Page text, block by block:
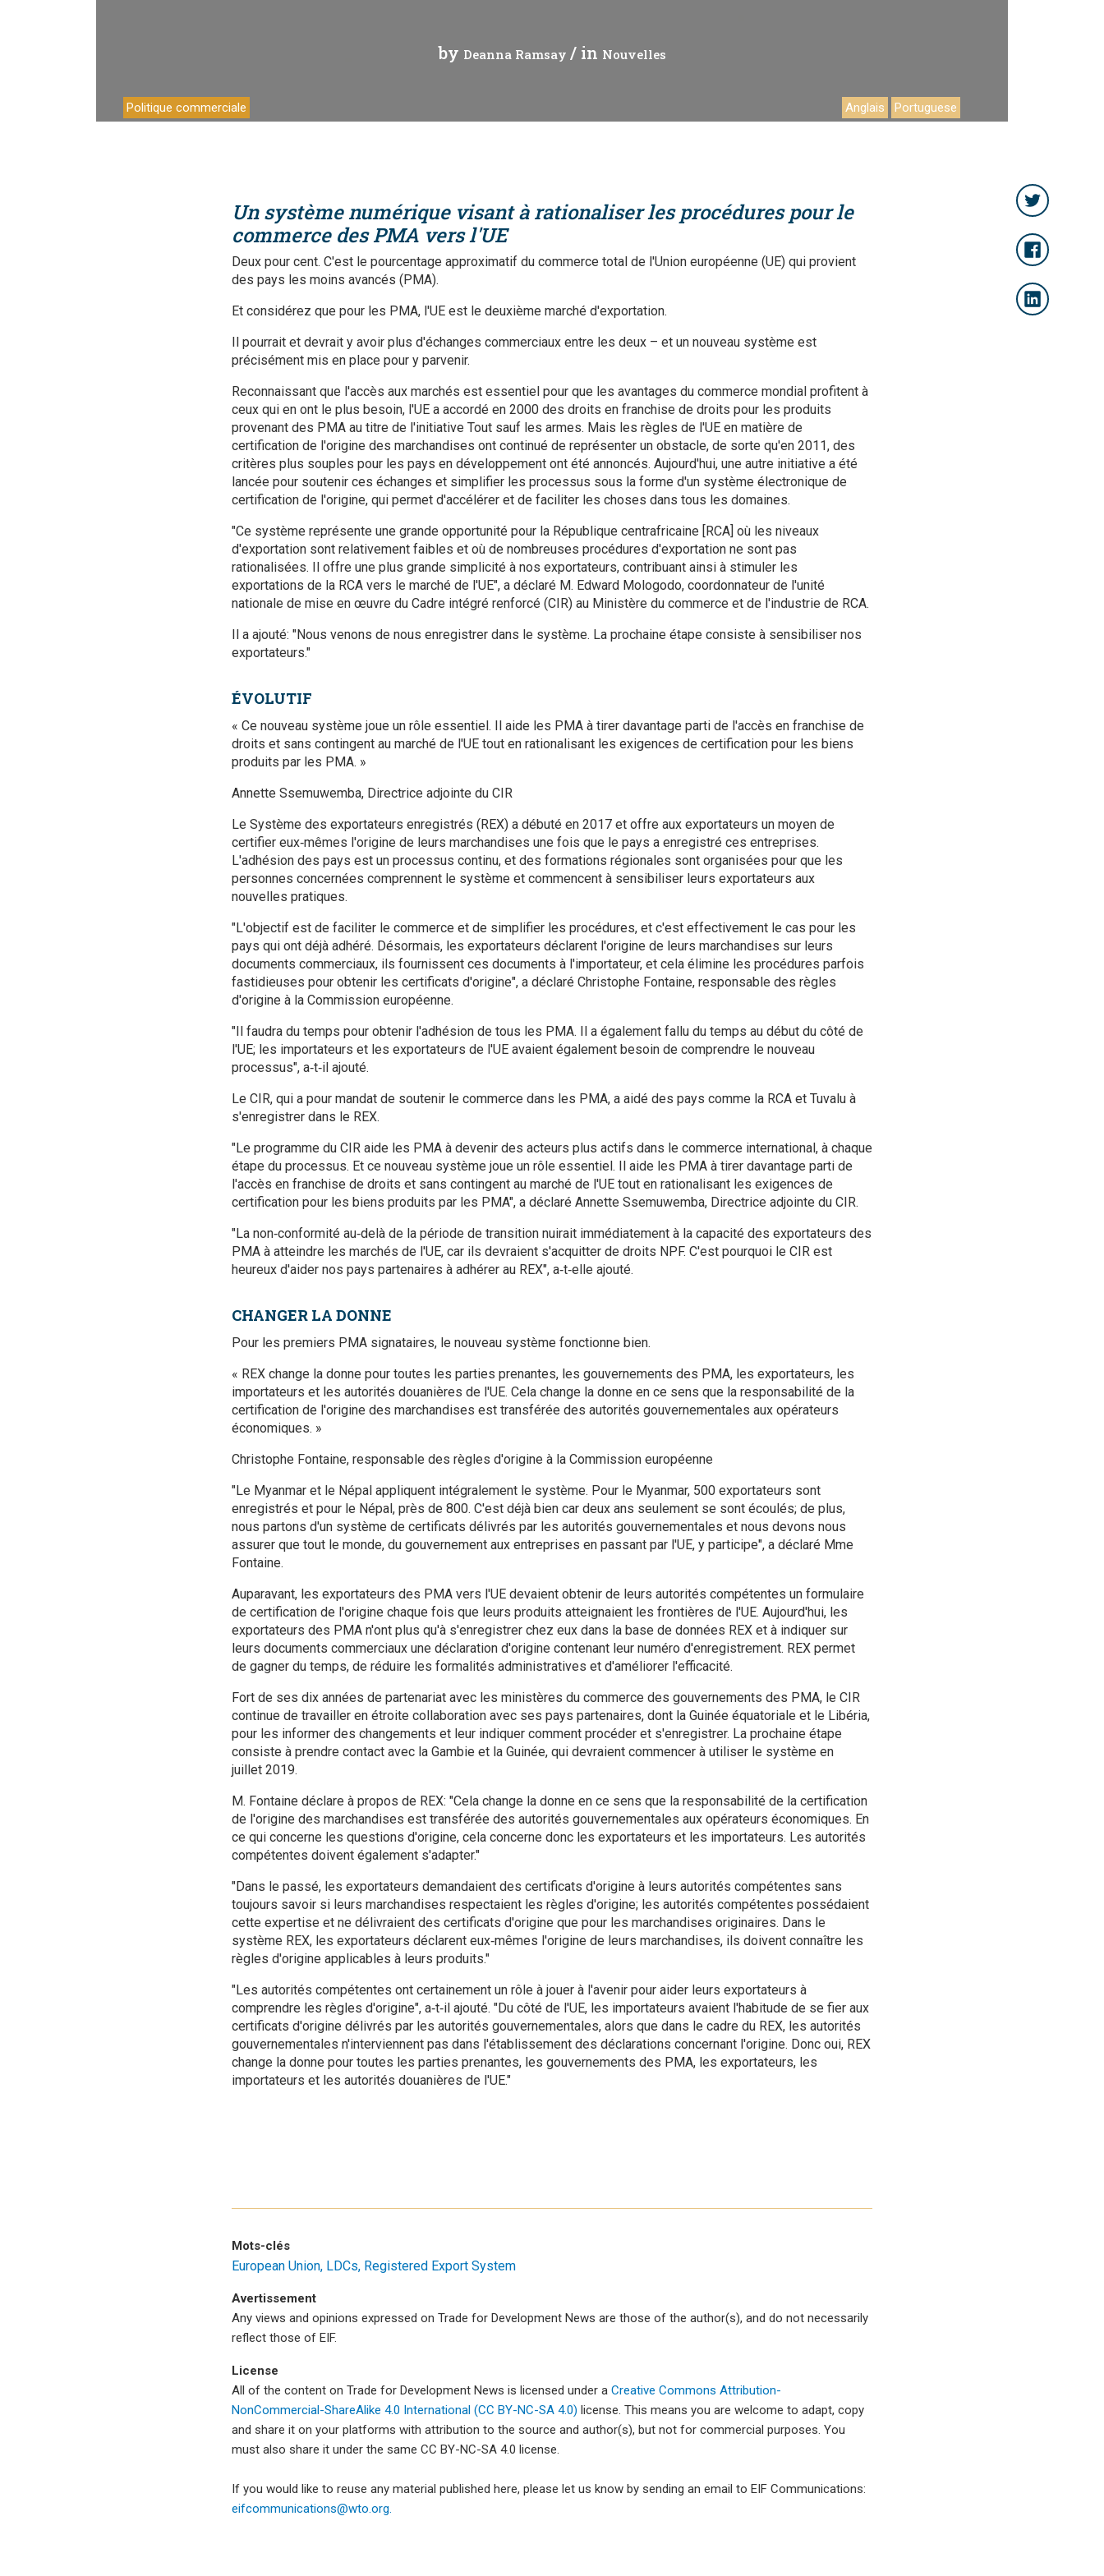
Vanuatu
Impact catalogue
Politique Commerciale
Facilitation des échanges
Les femmes et le commerce
by Deanna Ramsay / in Nouvelles
Politique commerciale Anglais Portuguese
Un système numérique visant à rationaliser les procédures pour le
commerce des PMA vers l'UE
Deux pour cent. C'est le pourcentage approximatif du commerce total de l'Union européenne (UE) qui provient
des pays les moins avancés (PMA).
Et considérez que pour les PMA, l'UE est le deuxième marché d'exportation.
Il pourrait et devrait y avoir plus d'échanges commerciaux entre les deux – et un nouveau système est
précisément mis en place pour y parvenir.
Reconnaissant que l'accès aux marchés est essentiel pour que les avantages du commerce mondial profitent à
ceux qui en ont le plus besoin, l'UE a accordé en 2000 des droits en franchise de droits pour les produits
provenant des PMA au titre de l'initiative Tout sauf les armes. Mais les règles de l'UE en matière de
certification de l'origine des marchandises ont continué de représenter un obstacle, de sorte qu'en 2011, des
critères plus souples pour les pays en développement ont été annoncés. Aujourd'hui, une autre initiative a été
lancée pour soutenir ces échanges et simplifier les processus sous la forme d'un système électronique de
certification de l'origine, qui permet d'accélérer et de faciliter les choses dans tous les domaines.
"Ce système représente une grande opportunité pour la République centrafricaine [RCA] où les niveaux
d'exportation sont relativement faibles et où de nombreuses procédures d'exportation ne sont pas
rationalisées. Il offre une plus grande simplicité à nos exportateurs, contribuant ainsi à stimuler les
exportations de la RCA vers le marché de l'UE", a déclaré M. Edward Mologodo, coordonnateur de l'unité
nationale de mise en œuvre du Cadre intégré renforcé (CIR) au Ministère du commerce et de l'industrie de RCA.
Il a ajouté: "Nous venons de nous enregistrer dans le système. La prochaine étape consiste à sensibiliser nos
exportateurs."
ÉVOLUTIF
« Ce nouveau système joue un rôle essentiel. Il aide les PMA à tirer davantage parti de l'accès en franchise de
droits et sans contingent au marché de l'UE tout en rationalisant les exigences de certification pour les biens
produits par les PMA. »
Annette Ssemuwemba, Directrice adjointe du CIR
Le Système des exportateurs enregistrés (REX) a débuté en 2017 et offre aux exportateurs un moyen de
certifier eux‑mêmes l'origine de leurs marchandises une fois que le pays a enregistré ces entreprises.
L'adhésion des pays est un processus continu, et des formations régionales sont organisées pour que les
personnes concernées comprennent le système et commencent à sensibiliser leurs exportateurs aux
nouvelles pratiques.
"L'objectif est de faciliter le commerce et de simplifier les procédures, et c'est effectivement le cas pour les
pays qui ont déjà adhéré. Désormais, les exportateurs déclarent l'origine de leurs marchandises sur leurs
documents commerciaux, ils fournissent ces documents à l'importateur, et cela élimine les procédures parfois
fastidieuses pour obtenir les certificats d'origine", a déclaré Christophe Fontaine, responsable des règles
d'origine à la Commission européenne.
"Il faudra du temps pour obtenir l'adhésion de tous les PMA. Il a également fallu du temps au début du côté de
l'UE; les importateurs et les exportateurs de l'UE avaient également besoin de comprendre le nouveau
processus", a‑t‑il ajouté.
Le CIR, qui a pour mandat de soutenir le commerce dans les PMA, a aidé des pays comme la RCA et Tuvalu à
s'enregistrer dans le REX.
"Le programme du CIR aide les PMA à devenir des acteurs plus actifs dans le commerce international, à chaque
étape du processus. Et ce nouveau système joue un rôle essentiel. Il aide les PMA à tirer davantage parti de
l'accès en franchise de droits et sans contingent au marché de l'UE tout en rationalisant les exigences de
certification pour les biens produits par les PMA", a déclaré Annette Ssemuwemba, Directrice adjointe du CIR.
"La non‑conformité au‑delà de la période de transition nuirait immédiatement à la capacité des exportateurs des
PMA à atteindre les marchés de l'UE, car ils devraient s'acquitter de droits NPF. C'est pourquoi le CIR est
heureux d'aider nos pays partenaires à adhérer au REX", a‑t‑elle ajouté.
CHANGER LA DONNE
Pour les premiers PMA signataires, le nouveau système fonctionne bien.
« REX change la donne pour toutes les parties prenantes, les gouvernements des PMA, les exportateurs, les
importateurs et les autorités douanières de l'UE. Cela change la donne en ce sens que la responsabilité de la
certification de l'origine des marchandises est transférée des autorités gouvernementales aux opérateurs
économiques. »
Christophe Fontaine, responsable des règles d'origine à la Commission européenne
"Le Myanmar et le Népal appliquent intégralement le système. Pour le Myanmar, 500 exportateurs sont
enregistrés et pour le Népal, près de 800. C'est déjà bien car deux ans seulement se sont écoulés; de plus,
nous partons d'un système de certificats délivrés par les autorités gouvernementales et nous devons nous
assurer que tout le monde, du gouvernement aux entreprises en passant par l'UE, y participe", a déclaré Mme
Fontaine.
Auparavant, les exportateurs des PMA vers l'UE devaient obtenir de leurs autorités compétentes un formulaire
de certification de l'origine chaque fois que leurs produits atteignaient les frontières de l'UE. Aujourd'hui, les
exportateurs des PMA n'ont plus qu'à s'enregistrer chez eux dans la base de données REX et à indiquer sur
leurs documents commerciaux une déclaration d'origine contenant leur numéro d'enregistrement. REX permet
de gagner du temps, de réduire les formalités administratives et d'améliorer l'efficacité.
Fort de ses dix années de partenariat avec les ministères du commerce des gouvernements des PMA, le CIR
continue de travailler en étroite collaboration avec ses pays partenaires, dont la Guinée équatoriale et le Libéria,
pour les informer des changements et leur indiquer comment procéder et s'enregistrer. La prochaine étape
consiste à prendre contact avec la Gambie et la Guinée, qui devraient commencer à utiliser le système en
juillet 2019.
M. Fontaine déclare à propos de REX: "Cela change la donne en ce sens que la responsabilité de la certification
de l'origine des marchandises est transférée des autorités gouvernementales aux opérateurs économiques. En
ce qui concerne les questions d'origine, cela concerne donc les exportateurs et les importateurs. Les autorités
compétentes doivent également s'adapter."
"Dans le passé, les exportateurs demandaient des certificats d'origine à leurs autorités compétentes sans
toujours savoir si leurs marchandises respectaient les règles d'origine; les autorités compétentes possédaient
cette expertise et ne délivraient des certificats d'origine que pour les marchandises originaires. Dans le
système REX, les exportateurs déclarent eux‑mêmes l'origine de leurs marchandises, ils doivent connaître les
règles d'origine applicables à leurs produits."
"Les autorités compétentes ont certainement un rôle à jouer à l'avenir pour aider leurs exportateurs à
comprendre les règles d'origine", a‑t‑il ajouté. "Du côté de l'UE, les importateurs avaient l'habitude de se fier aux
certificats d'origine délivrés par les autorités gouvernementales, alors que dans le cadre du REX, les autorités
gouvernementales n'interviennent pas dans l'établissement des déclarations concernant l'origine. Donc oui, REX
change la donne pour toutes les parties prenantes, les gouvernements des PMA, les exportateurs, les
importateurs et les autorités douanières de l'UE."
Mots-clés
European Union LDCs Registered Export System
Avertissement
Any views and opinions expressed on Trade for Development News are those of the author(s), and do not necessarily
reflect those of EIF.
License
All of the content on Trade for Development News is licensed under a Creative Commons Attribution-
NonCommercial-ShareAlike 4.0 International (CC BY-NC-SA 4.0) license. This means you are welcome to adapt, copy
and share it on your platforms with attribution to the source and author(s), but not for commercial purposes. You
must also share it under the same CC BY-NC-SA 4.0 license.
If you would like to reuse any material published here, please let us know by sending an email to EIF Communications:
eifcommunications@wto.org.